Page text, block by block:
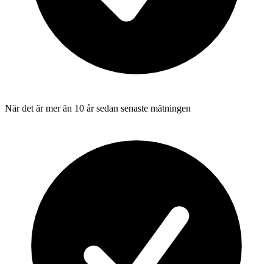
När det är mer än 10 år sedan senaste mätningen